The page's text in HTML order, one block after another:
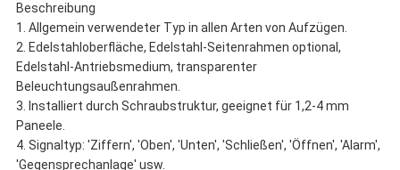
Beschreibung
1. Allgemein verwendeter Typ in allen Arten von Aufzügen.
2. Edelstahloberfläche, Edelstahl-Seitenrahmen optional,
Edelstahl-Antriebsmedium, transparenter
Beleuchtungsaußenrahmen.
3. Installiert durch Schraubstruktur, geeignet für 1,2-4 mm
Paneele.
4. Signaltyp: 'Ziffern', 'Oben', 'Unten', 'Schließen', 'Öffnen', 'Alarm',
'Gegensprechanlage' usw.